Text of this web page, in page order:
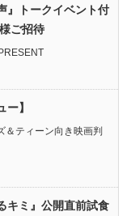
』トークイベント付
ご招待
PRESENT
ー】
＆ティーン向き映画判
キミ』公開直前試食